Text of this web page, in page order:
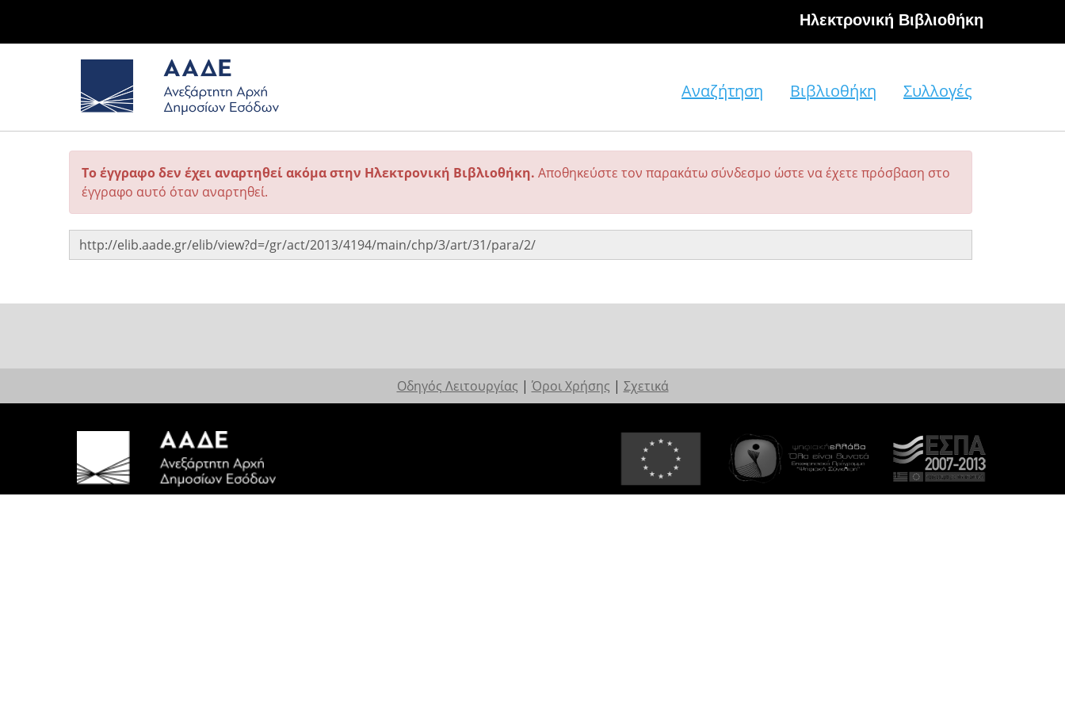
Hλεκτρονική Βιβλιοθήκη
Αναζήτηση Βιβλιοθήκη Συλλογές
Το έγγραφο δεν έχει αναρτηθεί ακόμα στην Ηλεκτρονική Βιβλιοθήκη. Αποθηκεύστε τον παρακάτω σύνδεσμο ώστε να έχετε πρόσβαση στο
έγγραφο αυτό όταν αναρτηθεί.
Οδηγός Λειτουργίας | Όροι Χρήσης | Σχετικά